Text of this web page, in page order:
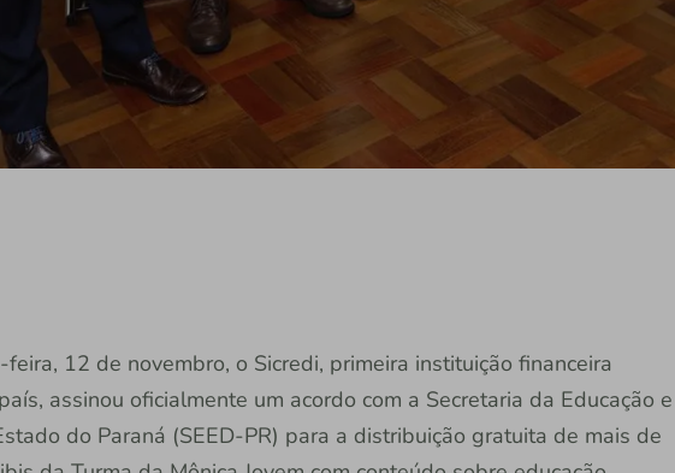
12 de novembro, o Sicredi, primeira instituição financeira
assinou oficialmente um acordo com a Secretaria da Educação e
do Paraná (SEED-PR) para a distribuição gratuita de mais de